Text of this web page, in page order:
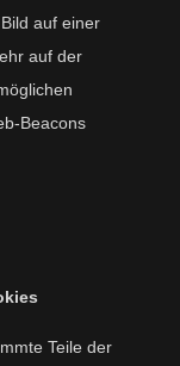
auf einer
auf der
Beacons
Teile der